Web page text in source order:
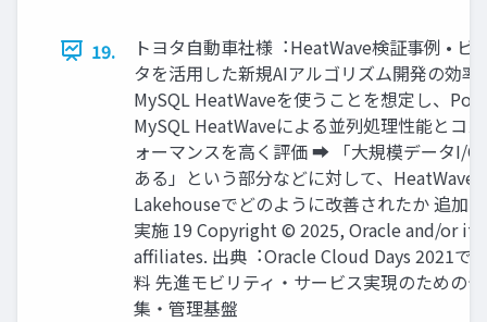
19.
トヨタ⾃動⾞社様︓HeatWave検証事例 • ビ
タを活⽤した新規AIアルゴリズム開発の効率
MySQL HeatWaveを使うことを想定し、PoC
MySQL HeatWaveによる並列処理性能とコ
ォーマンスを⾼く評価 ➡ 「⼤規模データI/O
ある」という部分などに対して、HeatWave
Lakehouseでどのように改善されたか 追加
実施 19 Copyright © 2025, Oracle and/or its
affiliates. 出典︓Oracle Cloud Days 2021で
料 先進モビリティ・サービス実現のための
集・管理基盤